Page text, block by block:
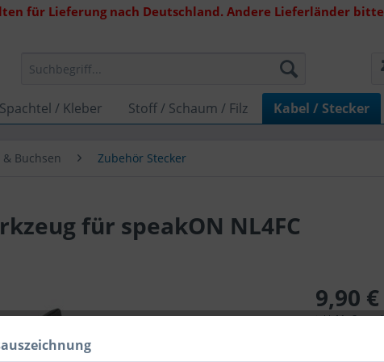
für Lieferung nach Deutschland. Andere Lieferländer
/ Kleber Stoff / Schaum / Filz Kabel / Stecker
& Buchsen Zubehör Stecker
für speakON NL4FC
9,90
inkl. MwSt.
Lieferzeit